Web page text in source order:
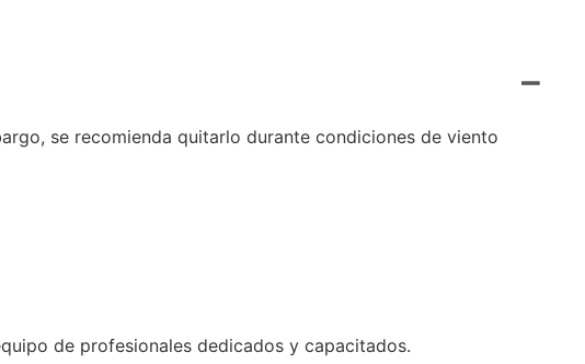
se recomienda quitarlo durante condiciones de viento
de profesionales dedicados y capacitados.